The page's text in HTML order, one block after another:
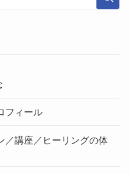
フィール
／講座／ヒーリングの体